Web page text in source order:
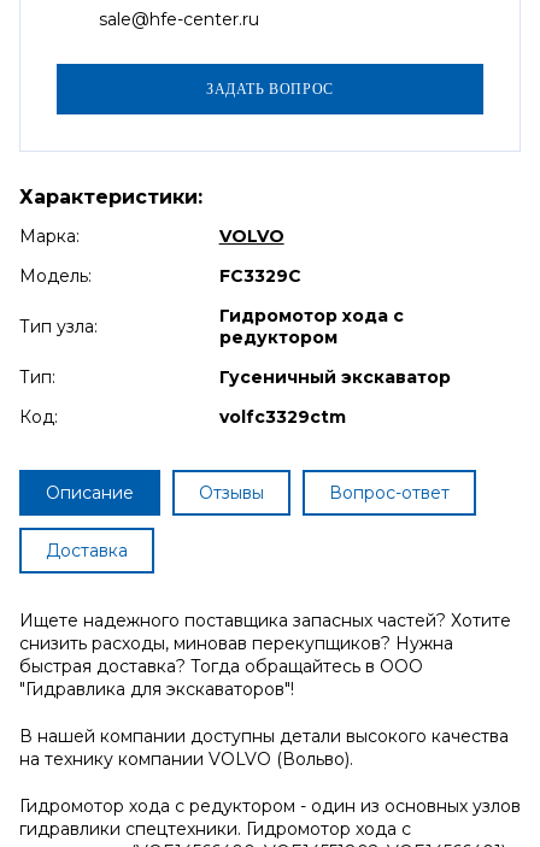
sale@hfe-center.ru
Характеристики:
Марка:
VOLVO
Модель:
FC3329C
Тип узла:
Гидромотор хода с
редуктором
Тип:
Гусеничный экскаватор
Код:
volfc3329ctm
Описание Отзывы Вопрос-ответ
Доставка
Ищете надежного поставщика запасных частей? Хотите
снизить расходы, миновав перекупщиков? Нужна
быстрая доставка? Тогда обращайтесь в ООО
"Гидравлика для экскаваторов"!
В нашей компании доступны детали высокого качества
на технику компании VOLVO (Вольво).
Гидромотор хода с редуктором - один из основных узлов
гидравлики спецтехники. Гидромотор хода с